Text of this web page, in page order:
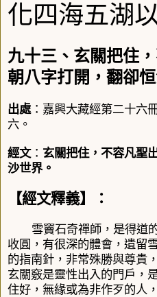
化四海五湖
九十三、玄關把住
朝八字打開，翻卻
出處：嘉興大藏經第二十六
六。
經文： 玄關把住，不容凡聖
沙世界。
【經文釋義】：
雪竇石奇禪師，是得道
收圓， 有很深的體會，遺留
的指南針，非常殊勝與尊貴
玄關竅是靈性出入的門戶，
住好，無緣或為非作歹的人